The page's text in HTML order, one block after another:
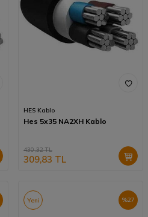
HES Kablo
Hes 5x35 NA2XH Kablo
430,32TL
309,83 TL
%27
Yeni